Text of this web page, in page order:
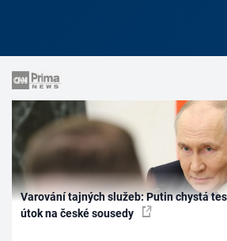
Varování tajných služeb: Putin chystá
útok na české sousedy